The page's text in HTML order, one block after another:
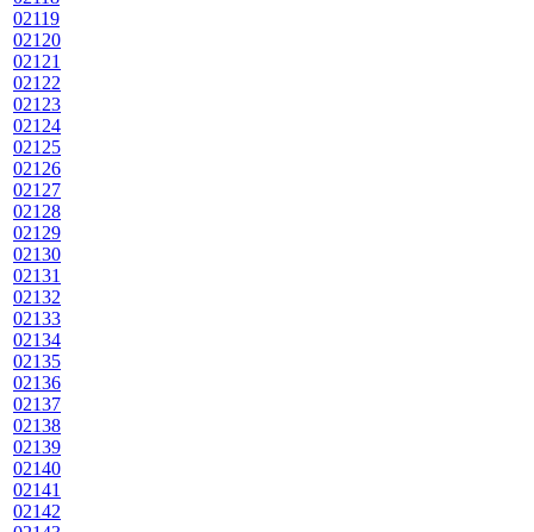
02119
02120
02121
02122
02123
02124
02125
02126
02127
02128
02129
02130
02131
02132
02133
02134
02135
02136
02137
02138
02139
02140
02141
02142